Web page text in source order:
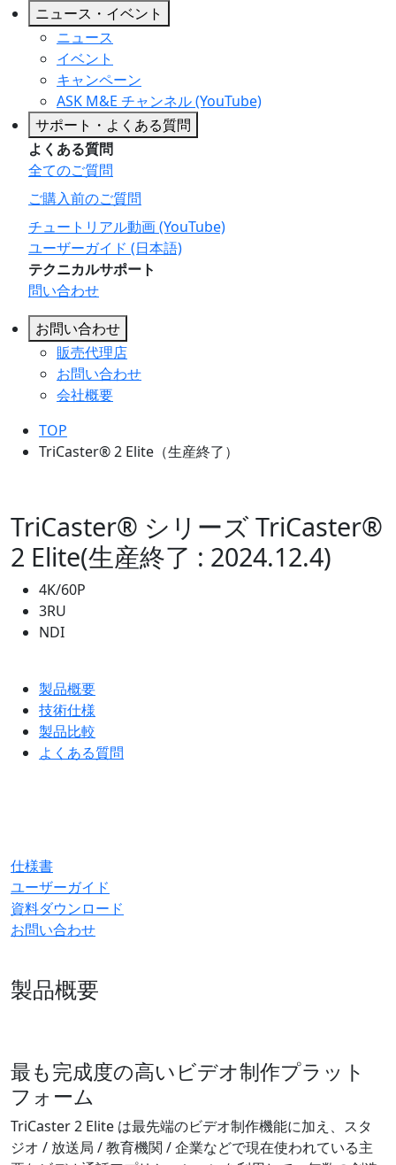
ニュース・イベント
ニュース
イベント
キャンペーン
ASK M&E チャンネル (YouTube)
サポート・よくある質問
よくある質問
全てのご質問
ご購入前のご質問
チュートリアル動画 (YouTube)
ユーザーガイド (日本語)
テクニカルサポート
問い合わせ
お問い合わせ
販売代理店
お問い合わせ
会社概要
TOP
TriCaster® 2 Elite（生産終了）
TriCaster® シリーズTriCaster®
2 Elite(生産終了 : 2024.12.4)
4K/60P
3RU
NDI
製品概要
技術仕様
製品比較
よくある質問
仕様書
ユーザーガイド
資料ダウンロード
お問い合わせ
製品概要
最も完成度の高いビデオ制作プラット
フォーム
TriCaster 2 Elite は最先端のビデオ制作機能に加え、スタ
ジオ / 放送局 / 教育機関 / 企業などで現在使われている主